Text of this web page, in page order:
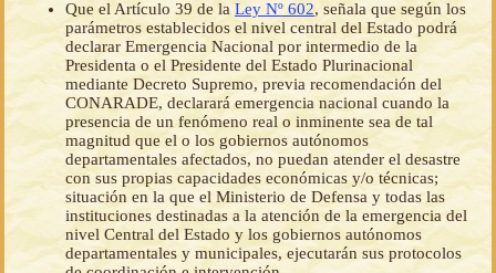
Que el Artículo 39 de la Ley Nº 602, señala que según los
parámetros establecidos el nivel central del Estado podrá
declarar Emergencia Nacional por intermedio de la
Presidenta o el Presidente del Estado Plurinacional
mediante Decreto Supremo, previa recomendación del
CONARADE, declarará emergencia nacional cuando la
presencia de un fenómeno real o inminente sea de tal
magnitud que el o los gobiernos autónomos
departamentales afectados, no puedan atender el desastre
con sus propias capacidades económicas y/o técnicas;
situación en la que el Ministerio de Defensa y todas las
instituciones destinadas a la atención de la emergencia del
nivel Central del Estado y los gobiernos autónomos
departamentales y municipales, ejecutarán sus protocolos